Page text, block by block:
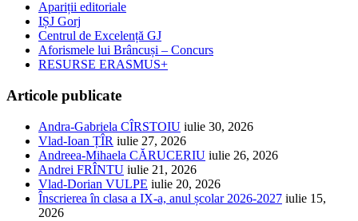
Apariții editoriale
IȘJ Gorj
Centrul de Excelență GJ
Aforismele lui Brâncuși – Concurs
RESURSE ERASMUS+
Articole publicate
Andra-Gabriela CÎRSTOIU iulie 30, 2026
Vlad-Ioan ȚÎR iulie 27, 2026
Andreea-Mihaela CĂRUCERIU iulie 26, 2026
Andrei FRÎNTU iulie 21, 2026
Vlad-Dorian VULPE iulie 20, 2026
Înscrierea în clasa a IX-a, anul școlar 2026-2027 iulie 15,
2026